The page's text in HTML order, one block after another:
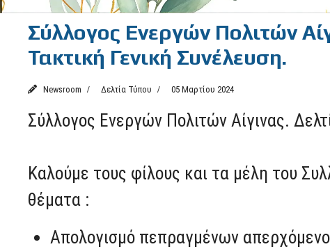
Σύλλογος Ενεργών Πολιτών
Τακτική Γενική Συνέλευση.
Newsroom Δελτία Τύπου 05 Μαρτίου 2024
Σύλλογος Ενεργών Πολιτών Αίγινας.
Καλούμε τους φίλους και τα μέλη του
θέματα :
Απολογισμό πεπραγμένων